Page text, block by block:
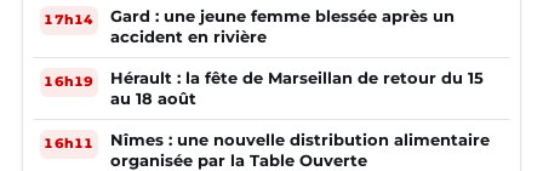
17h14
Gard : une jeune femme blessée après un
accident en rivière
16h19
Hérault : la fête de Marseillan de retour du 15
au 18 août
16h11
Nîmes : une nouvelle distribution alimentaire
organisée par la Table Ouverte